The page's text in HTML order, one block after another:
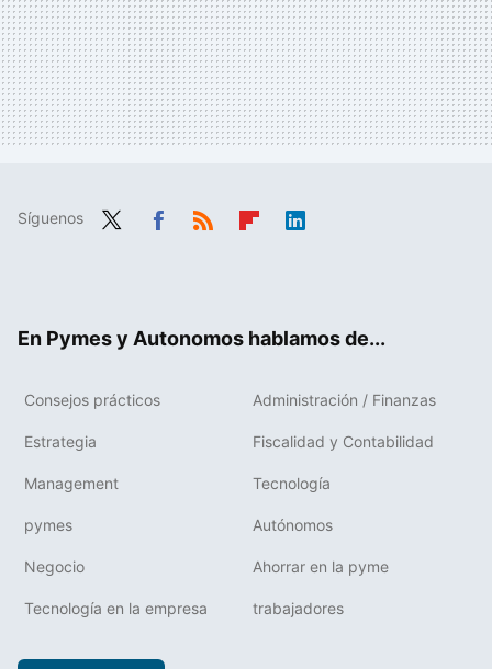
Síguenos
En Pymes y Autonomos hablamos de...
Consejos prácticos Administración / Finanzas
Estrategia Fiscalidad y Contabilidad
Management Tecnología
pymes Autónomos
Negocio Ahorrar en la pyme
Tecnología en la empresa trabajadores